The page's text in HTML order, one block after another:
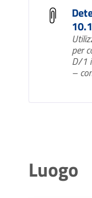
per
D/1
–
Luogo